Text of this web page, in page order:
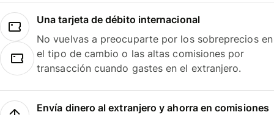
Una tarjeta de débito internacional
No vuelvas a preocuparte por los sobreprecios en
el tipo de cambio o las altas comisiones por
transacción cuando gastes en el extranjero.
Envía dinero al extranjero y ahorra en comisiones